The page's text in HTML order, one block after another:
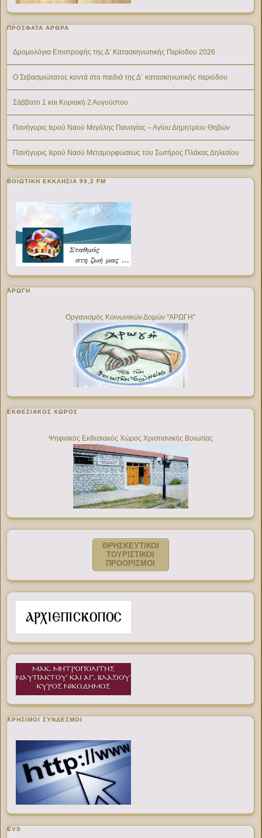
ΠΡΌΣΦΑΤΑ ΆΡΘΡΑ
Δρομολόγια Επιστροφής της Δ’ Κατασκηνωτικής Περίοδου 2026
Ο Σεβασμιώτατος κοντά στα παιδιά της Δ΄ κατασκηνωτικής περιόδου
Σάββατο 1 και Κυριακή 2 Αυγούστου
Πανήγυρις Ιερού Ναού Μεγάλης Παναγίας – Αγίου Δημητρίου Θηβών
Πανήγυρις Ιερού Ναού Μεταμορφώσεως του Σωτήρος Πλάκας Δηλεσίου
ΒΟΙΩΤΙΚΉ ΕΚΚΛΗΣΊΑ 99,2 FM
ΑΡΩΓΗ
Οργανισμός Κοινωνικών Δομών "ΑΡΩΓΗ"
ΕΚΘΕΣΙΑΚΌΣ ΧΏΡΟΣ
Ψηφιακός Εκθεσιακός Χώρος Χριστιανικής Βοιωτίας
ΘΡΗΣΚΕΥΤΙΚΟΙ
ΤΟΥΡΙΣΤΙΚΟΙ
ΠΡΟΟΡΙΣΜΟΙ
ΧΡΉΣΙΜΟΙ ΣΎΝΔΕΣΜΟΙ
EVS